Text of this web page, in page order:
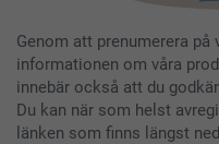
Genom att prenumerera på
informationen om våra
innebär också att du
Du kan när som helst
länken som finns längst